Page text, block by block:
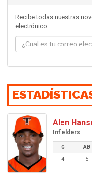
Recibe todas nuestras
electrónico.
Alen
Infielders
G AB
4 5